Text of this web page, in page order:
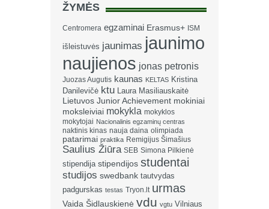
ŽYMĖS
Centromera egzaminai Erasmus+ ISM
išleistuvės jaunimas jaunimo
naujienos jonas petronis
Juozas Augutis kaunas KELTAS Kristina
Danilevičė ktu Laura Masiliauskaitė
Lietuvos Junior Achievement mokiniai
moksleiviai mokykla mokyklos
mokytojai Nacionalinis egzaminų centras
naktinis kinas nauja daina olimpiada
patarimai praktika Remigijus Šimašius
Saulius Žiūra SEB Simona Pilkienė
stipendija stipendijos studentai
studijos swedbank tautvydas
padgurskas testas Tryon.lt urmas
Vaida Šidlauskienė vdu vgtu Vilniaus